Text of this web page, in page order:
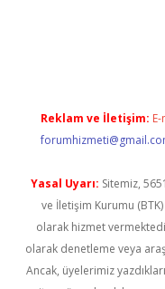
Reklam ve İletişim:
Yasal Uyarı: Sitemiz,
ve İletişim Kurumu
olarak hizmet
olarak denetleme veya
Ancak, üyelerimiz